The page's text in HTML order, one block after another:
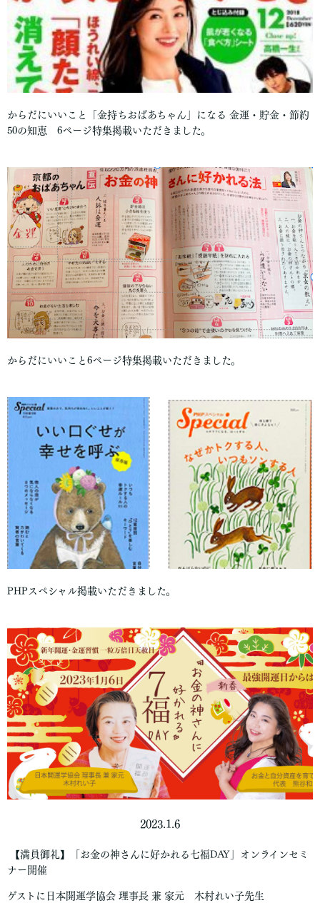
からだにいいこと「金持ちおばあちゃん」になる 金運・貯金・節約
50の知恵 6ページ特集掲載いただきました。
からだにいいこと6ページ特集掲載いただきました。
PHPスペシャル掲載いただきました。
2023.1.6
【満員御礼】「お金の神さんに好かれる七福DAY」オンラインセミ
ナー開催
ゲストに日本開運学協会 理事長 兼 家元 木村れい子先生